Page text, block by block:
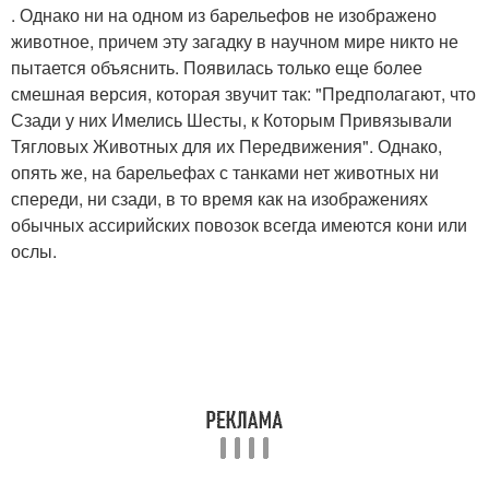
. Однако ни на одном из барельефов не изображено
животное, причем эту загадку в научном мире никто не
пытается объяснить. Появилась только еще более
смешная версия, которая звучит так: "Предполагают, что
Сзади у них Имелись Шесты, к Которым Привязывали
Тягловых Животных для их Передвижения". Однако,
опять же, на барельефах с танками нет животных ни
спереди, ни сзади, в то время как на изображениях
обычных ассирийских повозок всегда имеются кони или
ослы.